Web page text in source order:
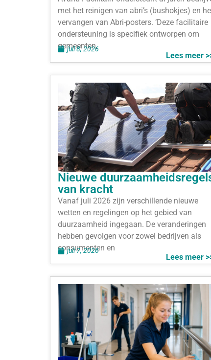
met het reinigen van abri’s (bushokjes) en
vervangen van Abri-posters. ‘Deze facilitaire
ondersteuning is specifiek ontworpen om
gemeenten,
Lees meer
juli 8, 2026
Nieuwe
van kracht
Vanaf juli 2026 zijn verschillende nieuwe
wetten en regelingen op het gebied van
duurzaamheid ingegaan. De veranderingen
hebben gevolgen voor zowel bedrijven als
consumenten en
Lees meer
juli 7, 2026